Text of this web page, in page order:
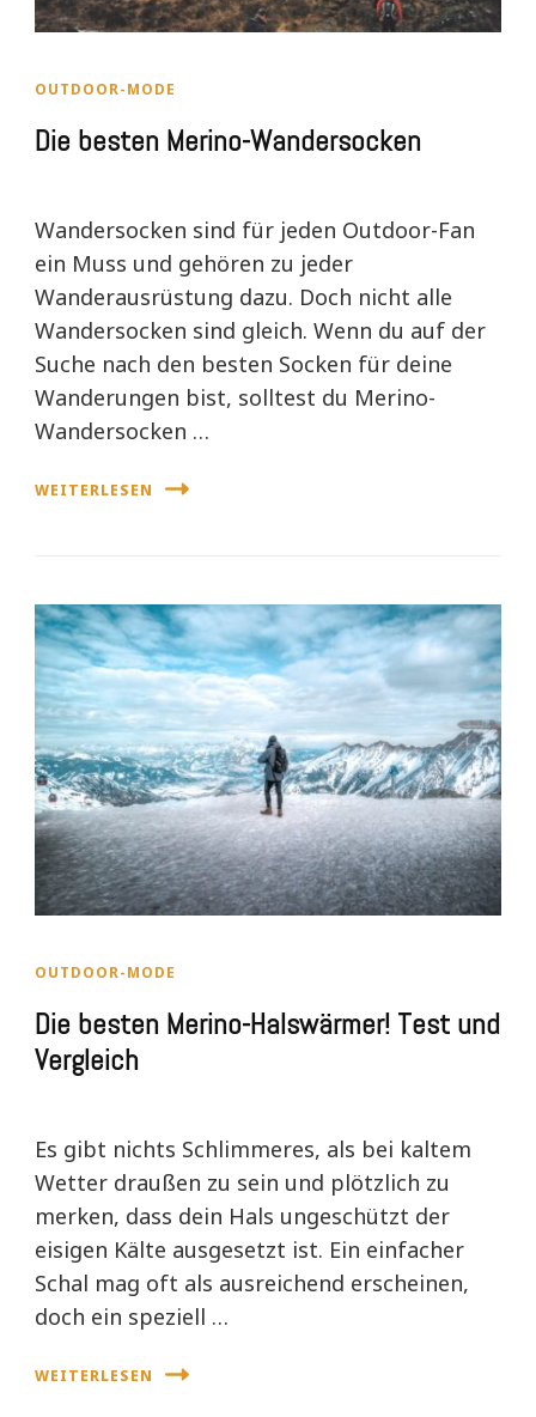
OUTDOOR-MODE
Die besten Merino-Wandersocken
Wandersocken sind für jeden Outdoor-Fan
ein Muss und gehören zu jeder
Wanderausrüstung dazu. Doch nicht alle
Wandersocken sind gleich. Wenn du auf der
Suche nach den besten Socken für deine
Wanderungen bist, solltest du Merino-
Wandersocken …
WEITERLESEN
OUTDOOR-MODE
Die besten Merino-Halswärmer! Test und
Vergleich
Es gibt nichts Schlimmeres, als bei kaltem
Wetter draußen zu sein und plötzlich zu
merken, dass dein Hals ungeschützt der
eisigen Kälte ausgesetzt ist. Ein einfacher
Schal mag oft als ausreichend erscheinen,
doch ein speziell …
WEITERLESEN